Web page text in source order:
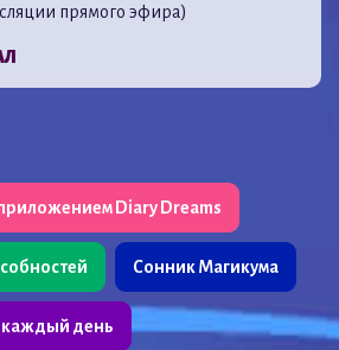
прямого эфира)
Diary Dreams
Сонник Магикума
каждый день